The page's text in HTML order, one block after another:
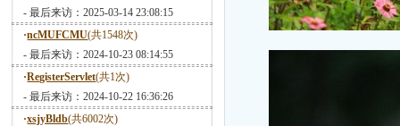
- 最后来访：2025-03-14 23:08:15
·ncMUFCMU(共1548次)
- 最后来访：2024-10-23 08:14:55
·RegisterServlet(共1次)
- 最后来访：2024-10-22 16:36:26
·xsjyBldb(共6002次)